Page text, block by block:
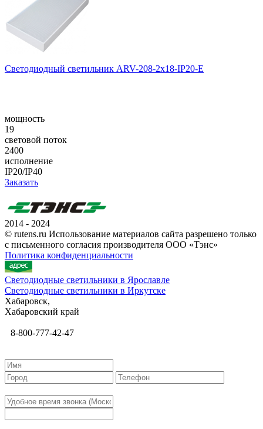
Светодиодный светильник ARV-208-2x18-IP20-E
мощность
19
световой поток
2400
исполнение
IP20/IP40
Заказать
2014 - 2024
© rutens.ru Использование материалов сайта разрешено только
с письменного согласия производителя ООО «Тэнс»
Политика конфиденциальности
Светодиодные светильники в Ярославле
Светодиодные светильники в Иркутске
Хабаровск,
Хабаровский край
8-800-777-42-47